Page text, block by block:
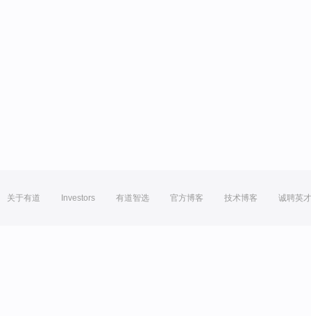
关于有道 Investors 有道智选 官方博客 技术博客 诚聘英才